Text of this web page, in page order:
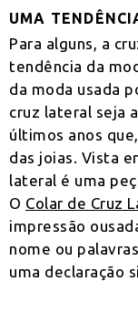
UMA
Para alguns, a
tendência da
da moda usada
cruz lateral seja
últimos anos
das joias. Vista
lateral é uma
O Colar de Cruz
impressão
nome ou
uma declaração